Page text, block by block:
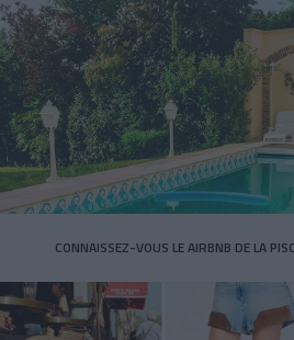
CONNAISSEZ-VOUS LE AIRBNB DE LA